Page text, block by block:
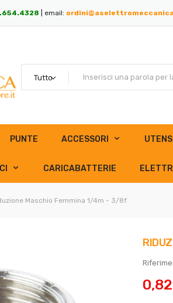
| email:
PUNTE ACCESSORI
CARICABATTERIE
Maschio Femmina 1/4m - 3/8f